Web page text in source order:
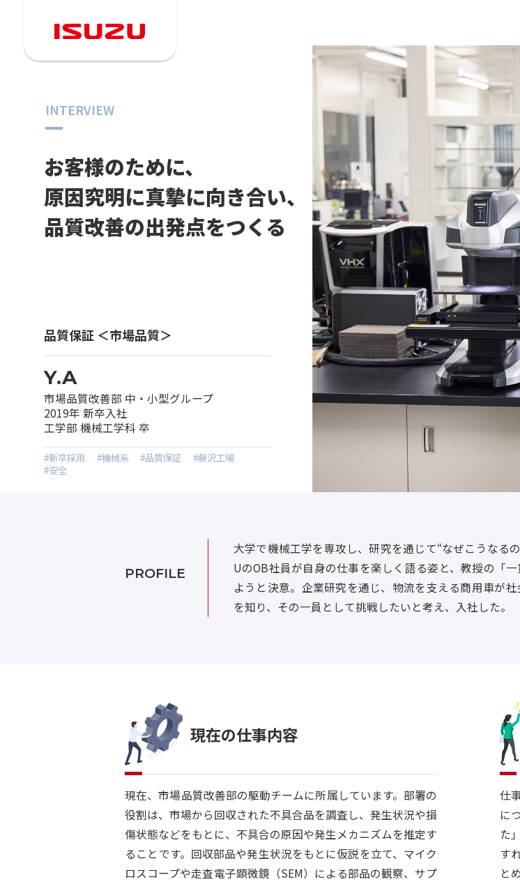
INTERVIEW
お客様のために、
原因究明に真摯に向き合い、
品質改善の出発点をつくる
品質保証 ＜市場品質＞
Y.A
市場品質改善部 中・小型グループ
2019年 新卒入社
工学部 機械工学科 卒
#新卒採用 #機械系 #品質保証
#藤沢工場
#安全
PROFILE
大学で機械工学を専攻し、研究を通じて“なぜこうなる
UのOB社員が自身の仕事を楽しく語る姿と、教授の「
ようと決意。企業研究を通じ、物流を支える商用車が
を知り、その一員として挑戦したいと考え、入社した。
現在の仕事内容
現在、市場品質改善部の駆動チームに所属しています。部署の
役割は、市場から回収された不具合品を調査し、発生状況や損
傷状態などをもとに、不具合の原因や発生メカニズムを推定す
ることです。回収部品や発生状況をもとに仮説を立て、マイク
ロスコープや走査電子顕微鏡（SEM）による部品の観察、サプ
仕
に
た
す
と